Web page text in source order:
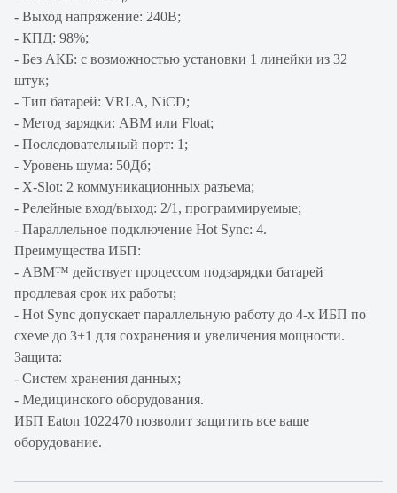
- Выход напряжение: 240В;
- КПД: 98%;
- Без АКБ: с возможностью установки 1 линейки из 32
штук;
- Тип батарей: VRLA, NiCD;
- Метод зарядки: ABM или Float;
- Последовательный порт: 1;
- Уровень шума: 50Дб;
- X-Slot: 2 коммуникационных разъема;
- Релейные вход/выход: 2/1, программируемые;
- Параллельное подключение Hot Sync: 4.
Преимущества ИБП:
- ABM™ действует процессом подзарядки батарей
продлевая срок их работы;
- Hot Sync допускает параллельную работу до 4-х ИБП по
схеме до 3+1 для сохранения и увеличения мощности.
Защита:
- Систем хранения данных;
- Медицинского оборудования.
ИБП Eaton 1022470 позволит защитить все ваше
оборудование.